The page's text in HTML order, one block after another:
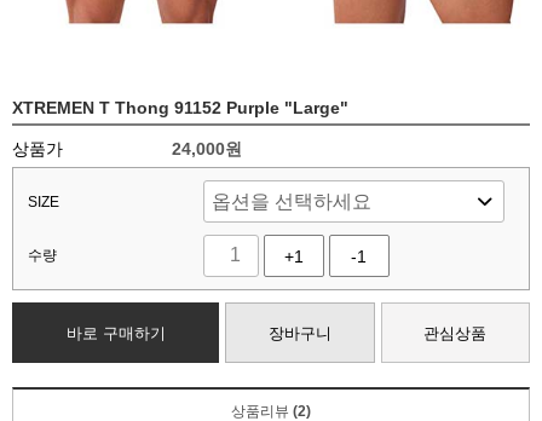
XTREMEN T Thong 91152 Purple "Large"
상품가 24,000원
SIZE
수량 +1 -1
바로 구매하기 장바구니 관심상품
상품리뷰 (2)